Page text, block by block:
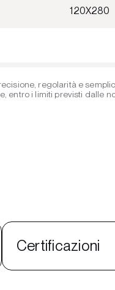
120X280
regolarità e
i limiti previsti dalle
Certificazioni